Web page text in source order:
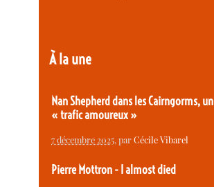
À la une
Nan Shepherd dans les Cairngorms, un
« trafic amoureux »
7 décembre 2025, parCécile Vibarel
Pierre Mottron - I almost died